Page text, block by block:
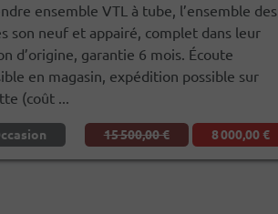
ensemble VTL à tube, l’ensemble des
son neuf et appairé, complet dans leur
d’origine, garantie 6 mois. Écoute
en magasin, expédition possible sur
(coût ...
15 500,00 € 8 000,00 €